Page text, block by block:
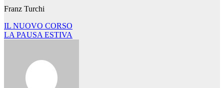
Franz Turchi
Navigazione
articoli
IL NUOVO CORSO
LA PAUSA ESTIVA